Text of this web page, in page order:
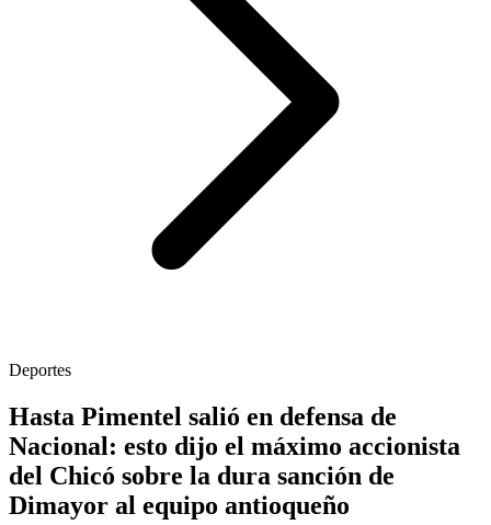
Deportes
Hasta Pimentel salió en defensa de
Nacional: esto dijo el máximo accionista
del Chicó sobre la dura sanción de
Dimayor al equipo antioqueño